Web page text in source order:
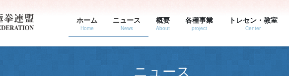
ホーム
Home
ニュース
News
概要
About
各種事業
project
トレセン・教室
Center
ニュース